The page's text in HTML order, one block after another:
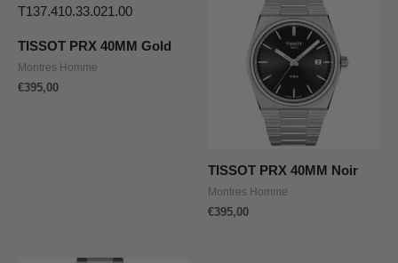
TISSOT PRX 40MM Gold
Montres Homme
€395,00
TISSOT PRX 40MM Noir
Montres Homme
€395,00